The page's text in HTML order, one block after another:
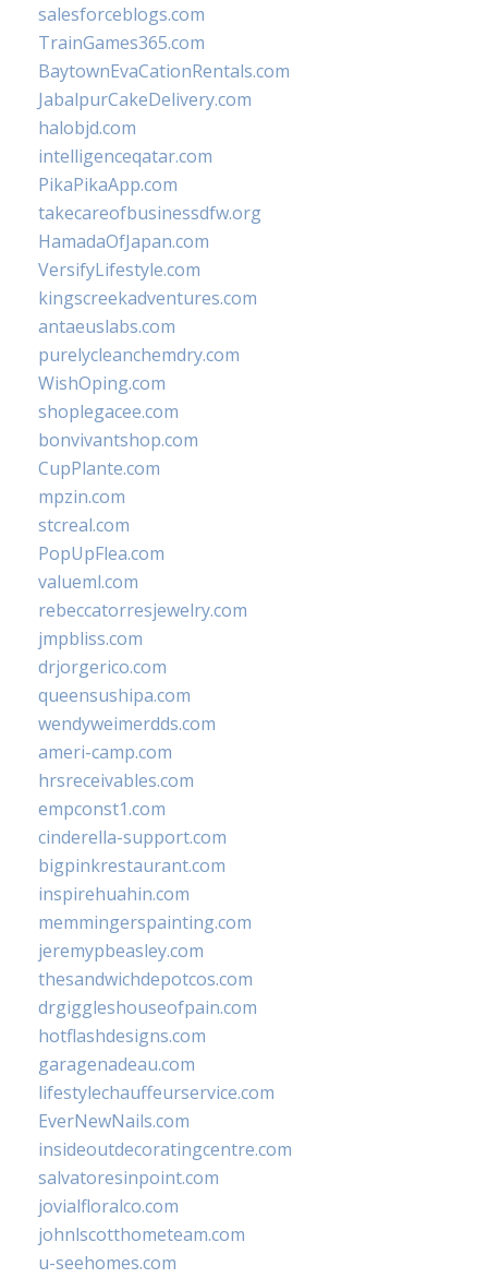
salesforceblogs.com
TrainGames365.com
BaytownEvaCationRentals.com
JabalpurCakeDelivery.com
halobjd.com
intelligenceqatar.com
PikaPikaApp.com
takecareofbusinessdfw.org
HamadaOfJapan.com
VersifyLifestyle.com
kingscreekadventures.com
antaeuslabs.com
purelycleanchemdry.com
WishOping.com
shoplegacee.com
bonvivantshop.com
CupPlante.com
mpzin.com
stcreal.com
PopUpFlea.com
valueml.com
rebeccatorresjewelry.com
jmpbliss.com
drjorgerico.com
queensushipa.com
wendyweimerdds.com
ameri-camp.com
hrsreceivables.com
empconst1.com
cinderella-support.com
bigpinkrestaurant.com
inspirehuahin.com
memmingerspainting.com
jeremypbeasley.com
thesandwichdepotcos.com
drgiggleshouseofpain.com
hotflashdesigns.com
garagenadeau.com
lifestylechauffeurservice.com
EverNewNails.com
insideoutdecoratingcentre.com
salvatoresinpoint.com
jovialfloralco.com
johnlscotthometeam.com
u-seehomes.com